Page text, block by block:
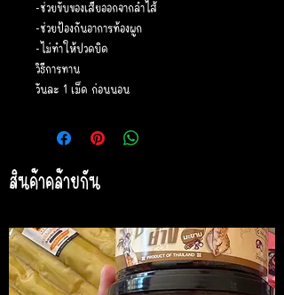
-ช่วยขับของเสียออกจากลำไส้
-ช่วยป้องกันอาการท้องผูก
-ไม่ทำให้ปวดบิด
วิธีการทาน
วันละ 1 เม็ด ก่อนนอน
สินค้าคล้ายกัน